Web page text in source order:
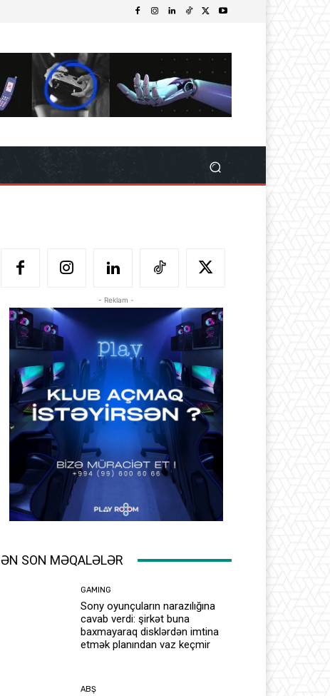
- Reklam -
ƏN SON MƏQALƏLƏR
GAMING
Sony oyunçuların narazılığına
cavab verdi: şirkət buna
baxmayaraq disklərdən imtina
etmək planından vaz keçmir
ABŞ